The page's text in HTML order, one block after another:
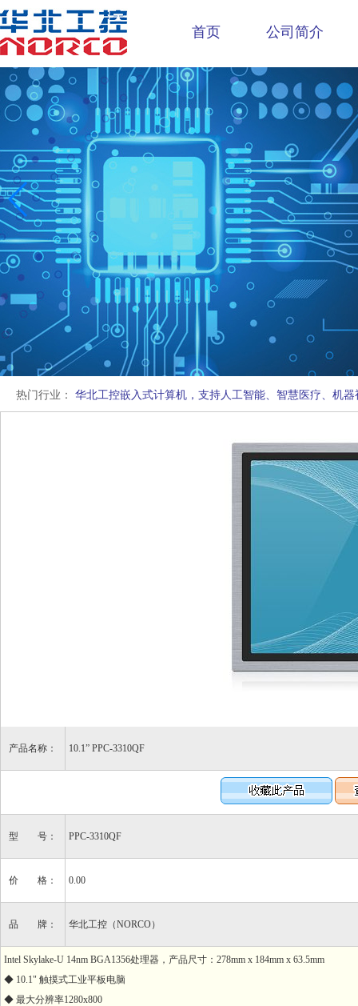
首页 公司简介
热门行业： 华北工控嵌入式计算机，支持人工智能、智慧医疗、机
产品名称： 10.1” PPC-3310QF
型 号： PPC-3310QF
价 格： 0.00
品 牌： 华北工控（NORCO）
Intel Skylake-U 14nm BGA1356处理器，产品尺寸：278mm x 184mm x 63.5mm
◆ 10.1" 触摸式工业平板电脑
◆ 最大分辨率1280x800